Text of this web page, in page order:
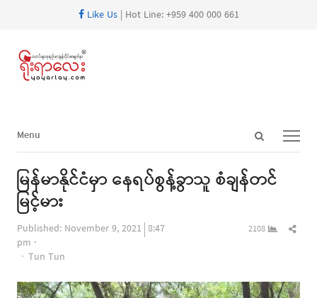
Like Us| Hot Line: +959 400 000 661
Open
panel
Menu
Menu
မြန်မာနိုင်ငံမှာ နေရပ်စွန့်ခွာသူ စံချန်တင်
မြင့်မား
Published: November 9, 2021 8:47
pm
Author
Tun Tun
2108